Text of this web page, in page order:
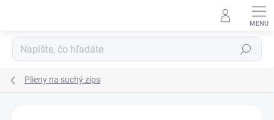
Hľadať
Plieny na suchý zips